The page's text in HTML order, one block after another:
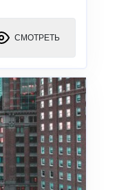
СМОТРЕТЬ